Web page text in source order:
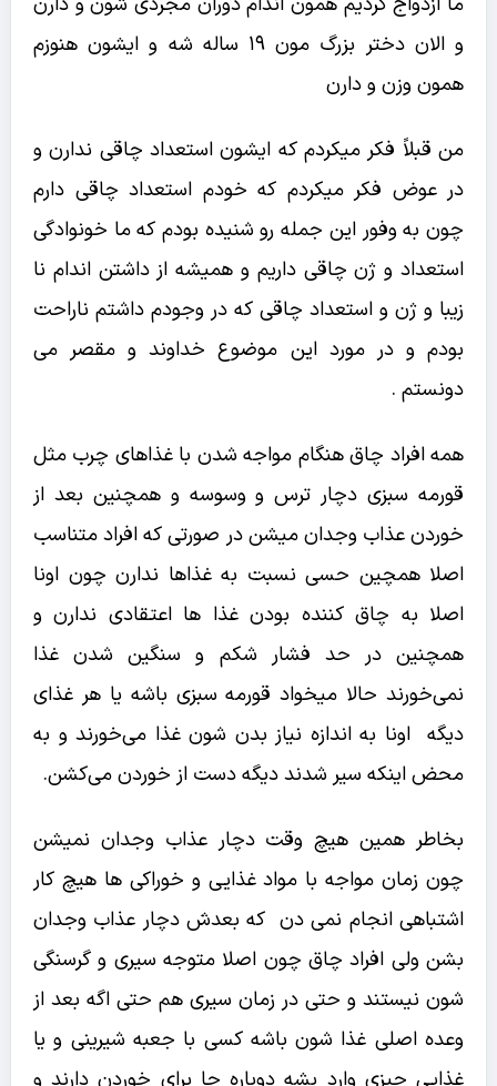
و الان دختر بزرگ مون 19 ساله شه و ایشون هنوزم
همون وزن و دارن
من قبلاً فکر میکردم که ایشون استعداد چاقی ندارن و
در عوض فکر میکردم که خودم استعداد چاقی دارم
چون به وفور این جمله رو شنیده بودم که ما خونوادگی
استعداد و ژن چاقی داریم و همیشه از داشتن اندام نا
زیبا و ژن و استعداد چاقی که در وجودم داشتم ناراحت
بودم و در مورد این موضوع خداوند و مقصر می
دونستم .
همه افراد چاق هنگام مواجه شدن با غذاهای چرب مثل
قورمه سبزی دچار ترس و وسوسه و همچنین بعد از
خوردن عذاب وجدان میشن در صورتی که افراد متناسب
اصلا همچین حسی نسبت به غذاها ندارن چون اونا
اصلا به چاق کننده بودن غذا ها اعتقادی ندارن و
همچنین در حد فشار شکم و سنگین شدن غذا
نمی‌خورند حالا میخواد قورمه سبزی باشه یا هر غذای
دیگه اونا به اندازه نیاز بدن شون غذا می‌خورند و به
محض اینکه سیر شدند دیگه دست از خوردن می‌کشن.
بخاطر همین هیچ وقت دچار عذاب وجدان نمیشن
چون زمان مواجه با مواد غذایی و خوراکی ها هیچ کار
اشتباهی انجام نمی دن که بعدش دچار عذاب وجدان
بشن ولی افراد چاق چون اصلا متوجه سیری و گرسنگی
شون نیستند و حتی در زمان سیری هم حتی اگه بعد از
وعده اصلی غذا شون باشه کسی با جعبه شیرینی و یا
غذایی چیزی وارد بشه دوباره جا برای خوردن دارند و